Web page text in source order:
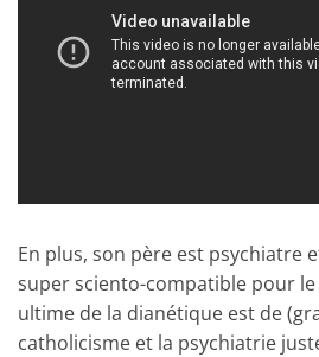
En plus, son père est psychiatre
super sciento-compatible pour le
ultime de la dianétique est de
catholicisme et la psychiatrie